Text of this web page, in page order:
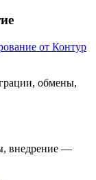
от Контур
обмены,
внедрение —